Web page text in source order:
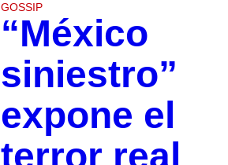
GOSSIP
“México
siniestro”
expone el
terror real